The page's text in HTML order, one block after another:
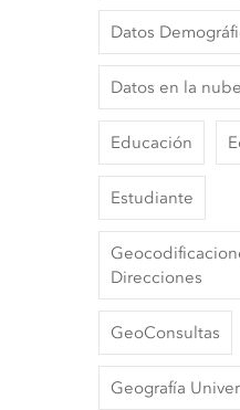
Datos
Datos en la nube
Educación
Estudiante
Direcciones
GeoConsultas
Geografía